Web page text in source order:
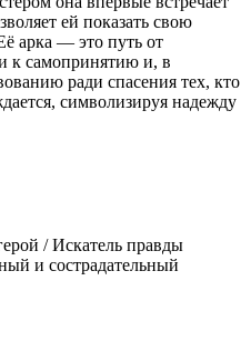
ей показать свою
арка — это путь от
к самопринятию и, в
ради спасения тех, кто
символизируя надежду
/ Искатель правды
и сострадательный